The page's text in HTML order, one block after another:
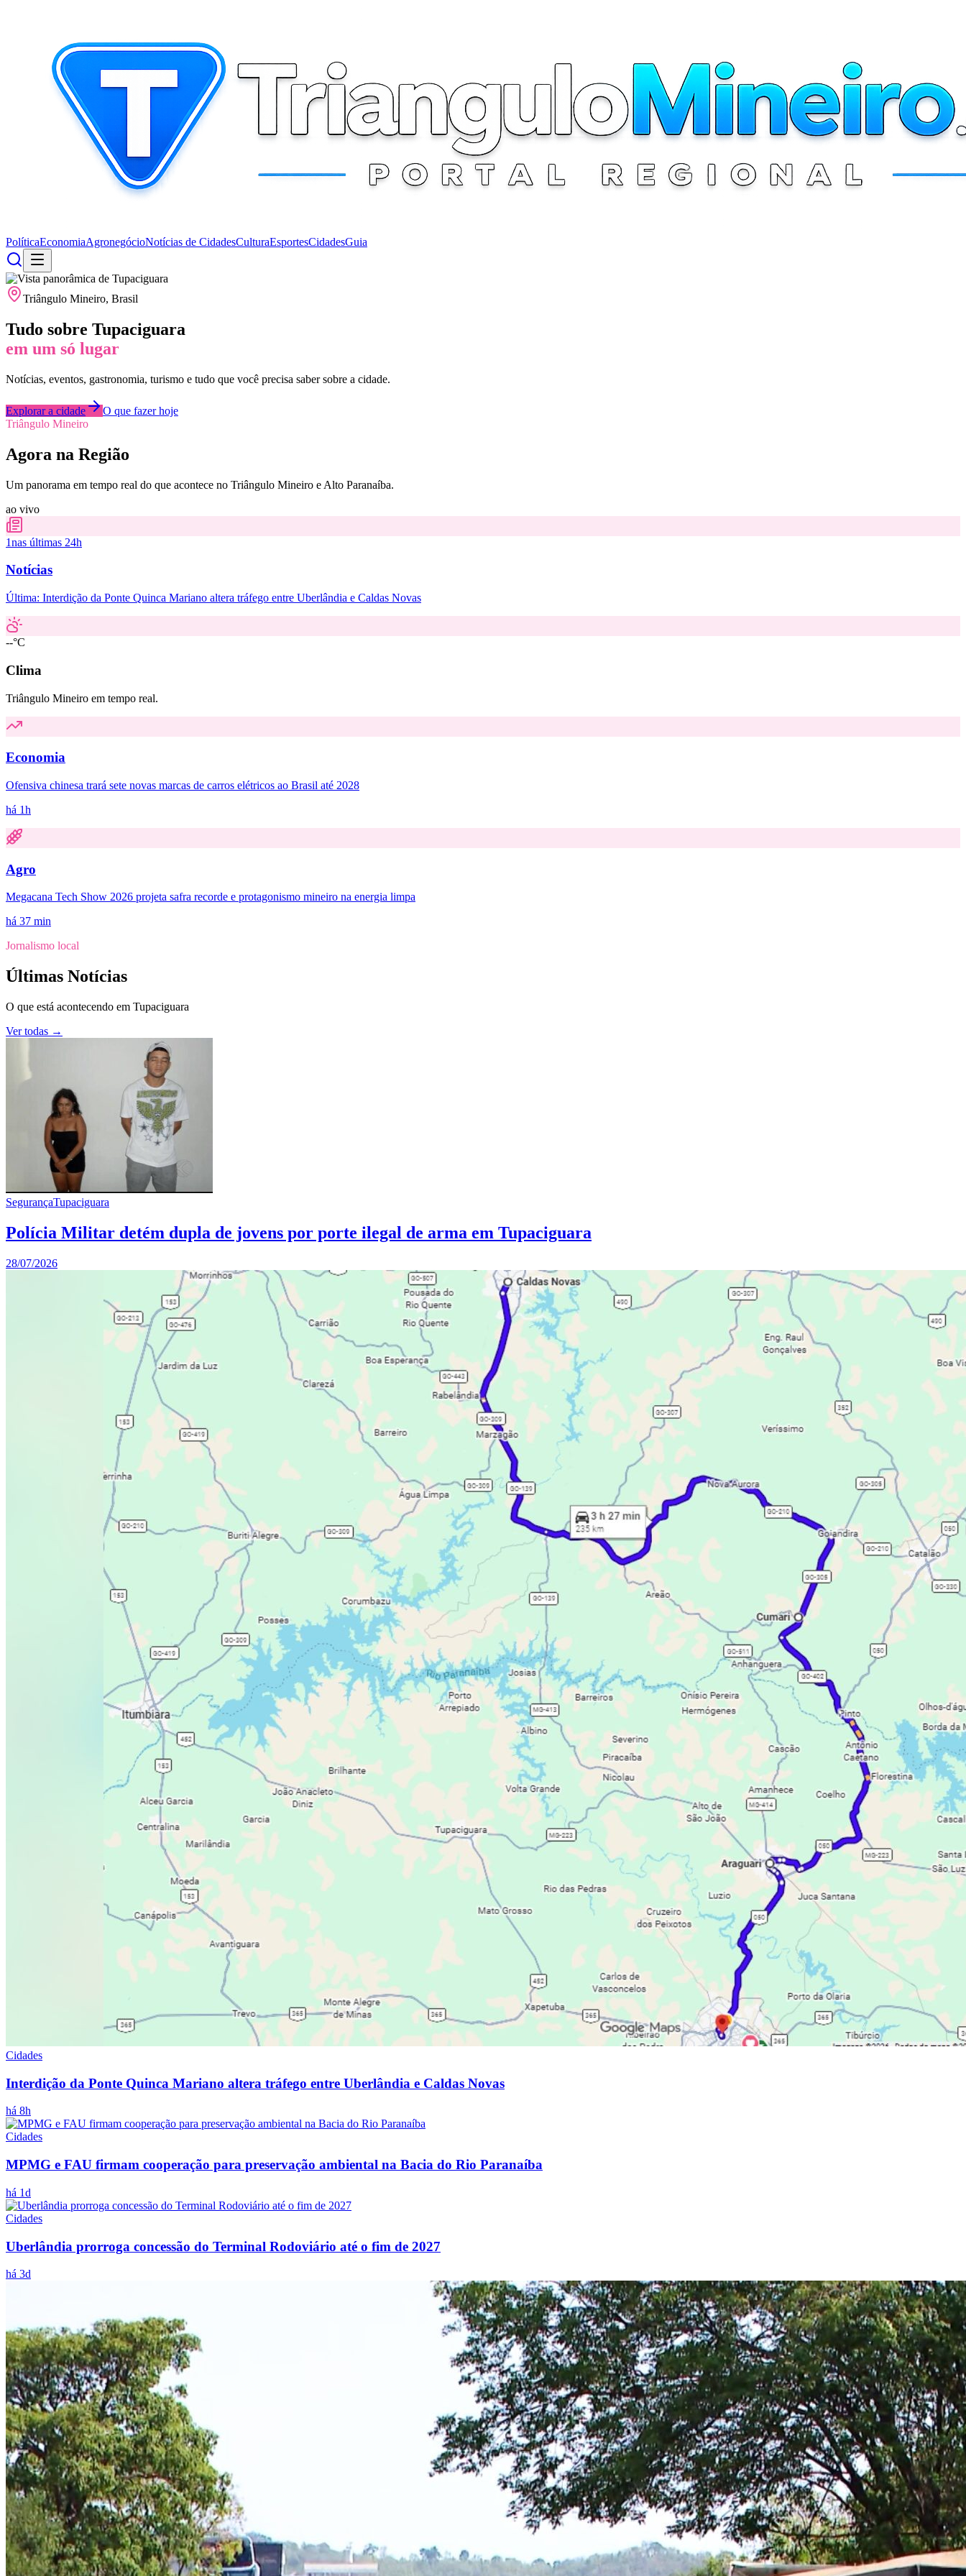
PolíticaEconomiaAgronegócioNotícias de CidadesCulturaEsportesCidadesGuia
Triângulo Mineiro, Brasil
Tudo sobre Tupaciguara
em um só lugar
Notícias, eventos, gastronomia, turismo e tudo que você precisa saber sobre a cidade.
Explorar a cidade
O que fazer hoje
Triângulo Mineiro
Agora na Região
Um panorama em tempo real do que acontece no Triângulo Mineiro e Alto Paranaíba.
ao vivo
1nas últimas 24h
Notícias
Última: Interdição da Ponte Quinca Mariano altera tráfego entre Uberlândia e Caldas Novas
--°C
Clima
Triângulo Mineiro em tempo real.
Economia
Ofensiva chinesa trará sete novas marcas de carros elétricos ao Brasil até 2028
há 1h
Agro
Megacana Tech Show 2026 projeta safra recorde e protagonismo mineiro na energia limpa
há 37 min
Jornalismo local
Últimas Notícias
O que está acontecendo em Tupaciguara
Ver todas →
SegurançaTupaciguara
Polícia Militar detém dupla de jovens por porte ilegal de arma em Tupaciguara
28/07/2026
Cidades
Interdição da Ponte Quinca Mariano altera tráfego entre Uberlândia e Caldas Novas
há 8h
Cidades
MPMG e FAU firmam cooperação para preservação ambiental na Bacia do Rio Paranaíba
há 1d
Cidades
Uberlândia prorroga concessão do Terminal Rodoviário até o fim de 2027
há 3d